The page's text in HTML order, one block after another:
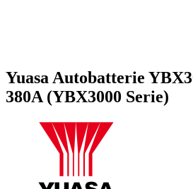
Yuasa Autobatterie
380A (YBX3000 Serie)